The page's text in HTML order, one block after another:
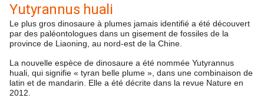
Yutyrannus huali
Le plus gros dinosaure à plumes jamais identifié a été découvert
par des paléontologues dans un gisement de fossiles de la
province de Liaoning, au nord-est de la Chine.
La nouvelle espèce de dinosaure a été nommée Yutyrannus
huali, qui signifie « tyran belle plume », dans une combinaison de
latin et de mandarin. Elle a été décrite dans la revue Nature en
2012.